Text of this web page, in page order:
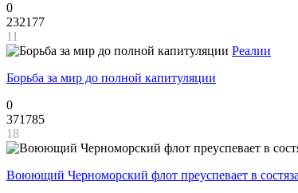
0
232177
11
Реалии
Борьба за мир до полной капитуляции
0
371785
18
Воюющий Черноморский флот преуспевает в